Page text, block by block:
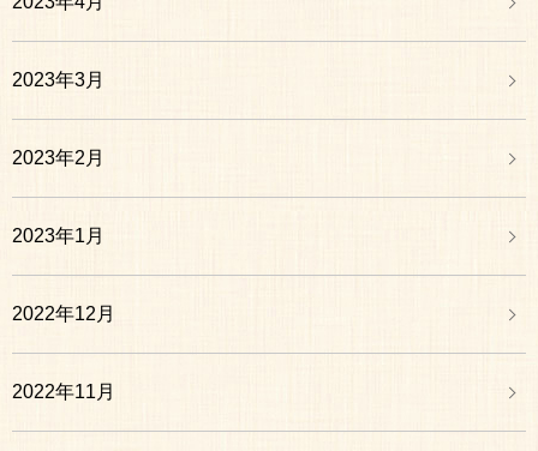
2023年3月
2023年2月
2023年1月
2022年12月
2022年11月